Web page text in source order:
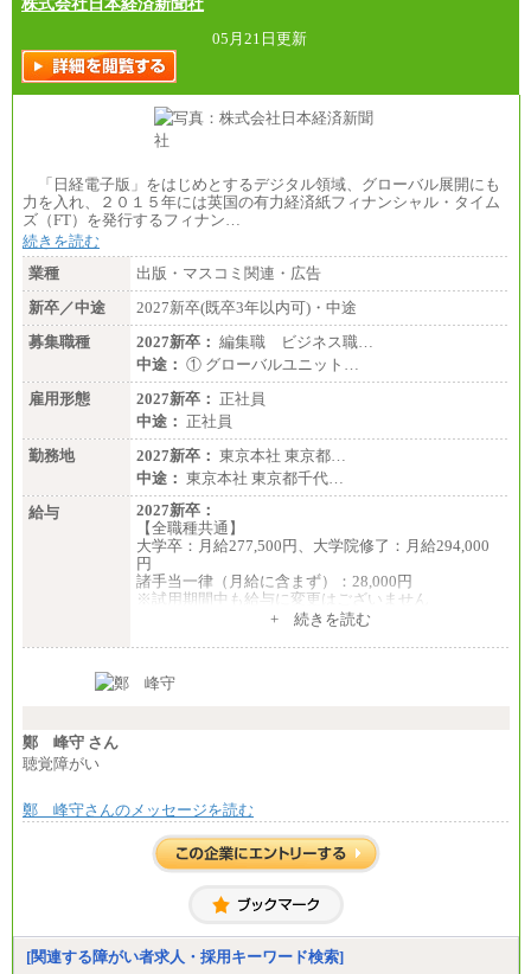
株式会社日本経済新聞社
05月21日更新
「日経電子版」をはじめとするデジタル領域、グローバル展開にも
力を入れ、２０１５年には英国の有力経済紙フィナンシャル・タイム
ズ（FT）を発行するフィナン…
続きを読む
業種
出版・マスコミ関連・広告
新卒／中途
2027新卒(既卒3年以内可)・中途
募集職種
2027新卒： 編集職 ビジネス職…
中途： ① グローバルユニット…
雇用形態
2027新卒： 正社員
中途： 正社員
勤務地
2027新卒： 東京本社 東京都…
中途： 東京本社 東京都千代…
給与
2027新卒：
【全職種共通】
大学卒：月給277,500円、大学院修了：月給294,000
円
諸手当一律（月給に含まず）：28,000円
※試用期間中も給与に変更はございません
月給370,000円～
ます。
+ 続きを読む
鄭 峰守 さん
聴覚障がい
鄭 峰守さんのメッセージを読む
[関連する障がい者求人・採用キーワード検索]